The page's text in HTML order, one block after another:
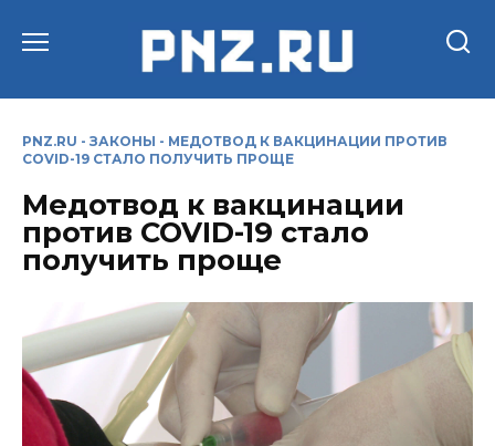
PNZ.RU - ЗАКОНЫ - МЕДОТВОД К ВАКЦИНАЦИИ ПРОТИВ
COVID-19 СТАЛО ПОЛУЧИТЬ ПРОЩЕ
Медотвод к вакцинации
против COVID-19 стало
получить проще